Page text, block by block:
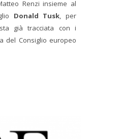
Renzi insieme al
Donald Tusk, per
già tracciata con i
del Consiglio europeo